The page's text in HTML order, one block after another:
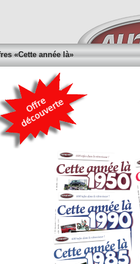
Réinitialiser la liste
année
«Cette année là»